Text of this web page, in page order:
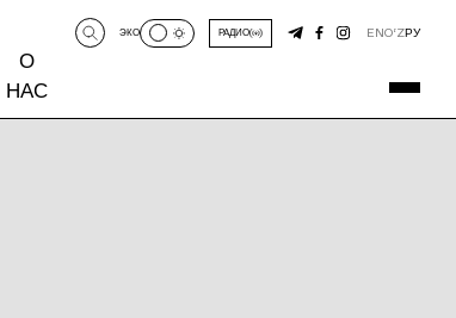
О
НАС
ЭКО РАДИО ENO‘ZРУ